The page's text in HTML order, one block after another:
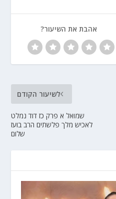
אהבת את השיעור?
לשיעור הקודם
שמואל א פרק כז דוד נמלט
לאכיש מלך פלשתים הרב בועז
שלום